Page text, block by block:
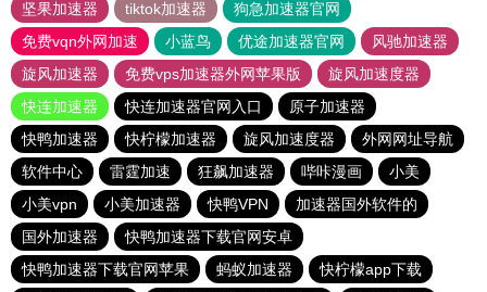
坚果加速器
tiktok加速器
狗急加速器官网
免费vqn外网加速
小蓝鸟 优途加速器官网
风驰加速器
旋风加速器
免费vps加速器外网苹果版
旋风加速度器
快连加速器
快连加速器官网入口
原子加速器
快鸭加速器
快柠檬加速器 旋风加速度器
外网网址导航
软件中心
雷霆加速 狂飙加速器 哔咔漫画
小美
小美vpn
小美加速器 快鸭VPN
加速器国外软件的
国外加速器
快鸭加速器下载官网安卓
快鸭加速器下载官网苹果
蚂蚁加速器
快柠檬app下载